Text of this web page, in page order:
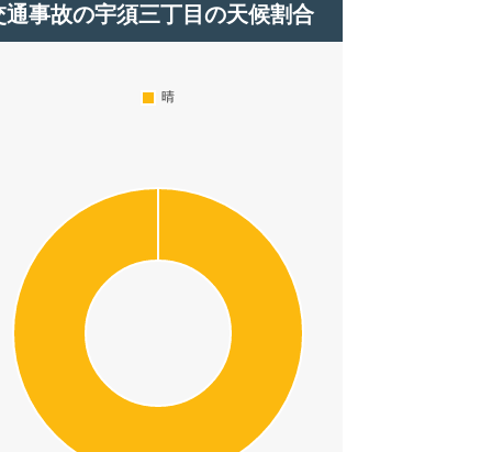
通事故の宇須三丁目の天候割合